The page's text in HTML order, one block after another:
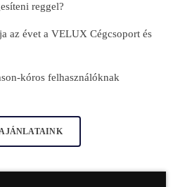
reggel?
az évet a VELUX Cégcsoport és
kóros felhasználóknak